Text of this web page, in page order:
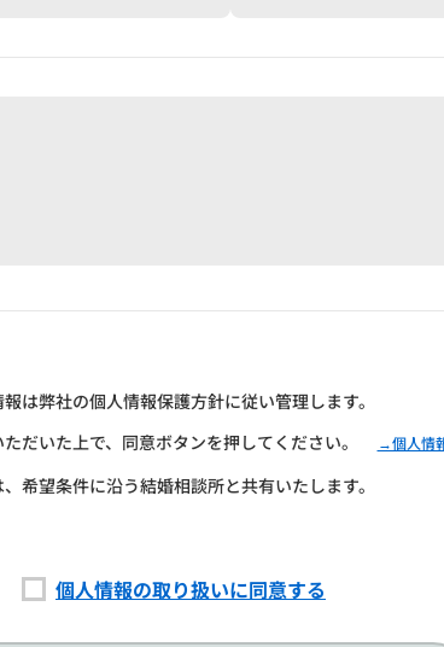
は弊社の個人情報保護方針に従い管理します。
だいた上で、同意ボタンを押してください。
→個人情
希望条件に沿う結婚相談所と共有いたします。
個人情報の取り扱いに同意する